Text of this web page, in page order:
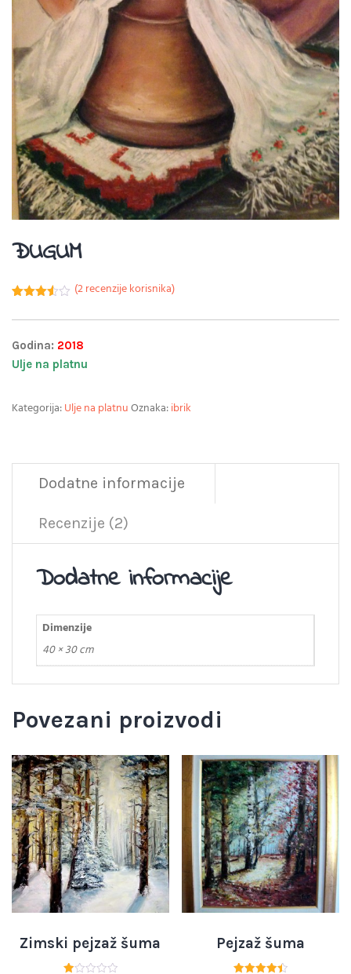
ĐUGUM
ocjene:
ukupno
5 (
korisnika)
(2recenzije korisnika)
Godina: 2018
Ulje na platnu
Kategorija:Ulje na platnuOznaka:ibrik
Dodatne informacije
Recenzije (2)
Dodatne informacije
Dimenzije
40 × 30 cm
Povezani proizvodi
Zimski pejzaž šuma Pejzaž šuma